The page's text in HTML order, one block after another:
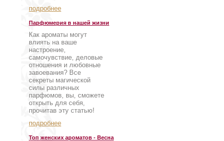
подробнее
Парфюмерия в нашей жизни
Как ароматы могут
влиять на ваше
настроение,
самочувствие, деловые
отношения и любовные
завоевания? Все
секреты магической
силы различных
парфюмов, вы, сможете
открыть для себя,
прочитав эту статью!
подробнее
Топ женских ароматов - Весна